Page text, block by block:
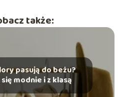
także:
pasują do beżu?
modnie i z klasą